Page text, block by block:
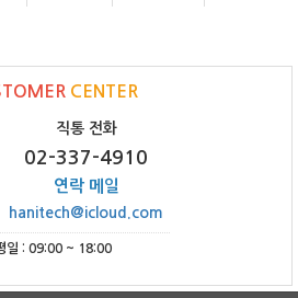
CENTER
직통 전화
02-337-4910
연락 메일
hanitech@icloud.com
일 : 09:00 ~ 18:00